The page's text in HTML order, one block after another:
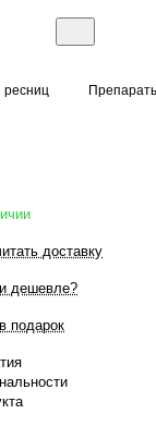
доставку
дешевле?
подарок